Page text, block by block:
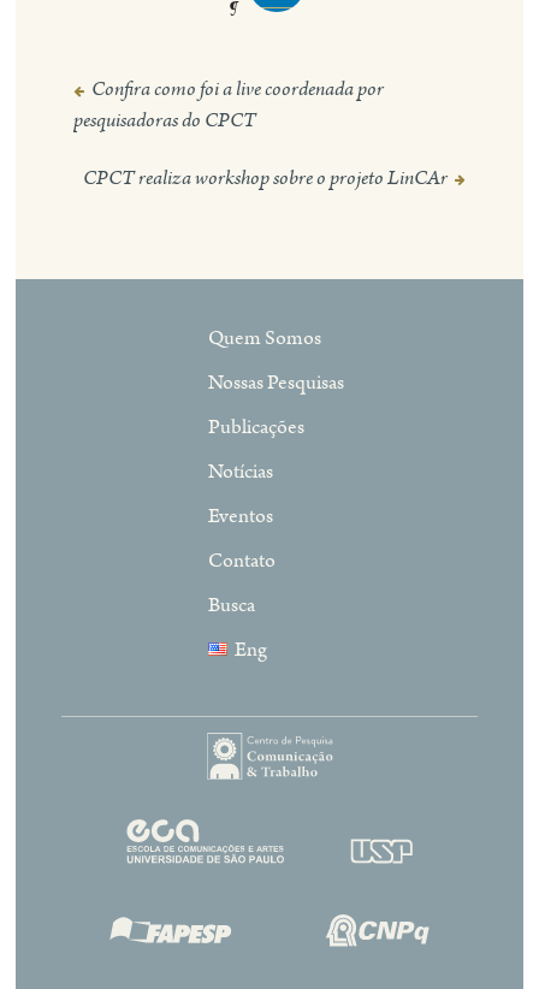
Navegação
de
Post
Confira como foi a live coordenada por
pesquisadoras do CPCT
CPCT realiza workshop sobre o projeto LinCAr
Quem Somos
Nossas Pesquisas
Publicações
Notícias
Eventos
Contato
Busca
Eng